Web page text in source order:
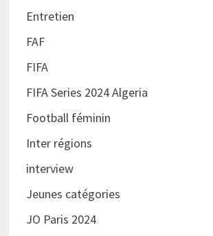
Entretien
FAF
FIFA
FIFA Series 2024 Algeria
Football féminin
Inter régions
interview
Jeunes catégories
JO Paris 2024